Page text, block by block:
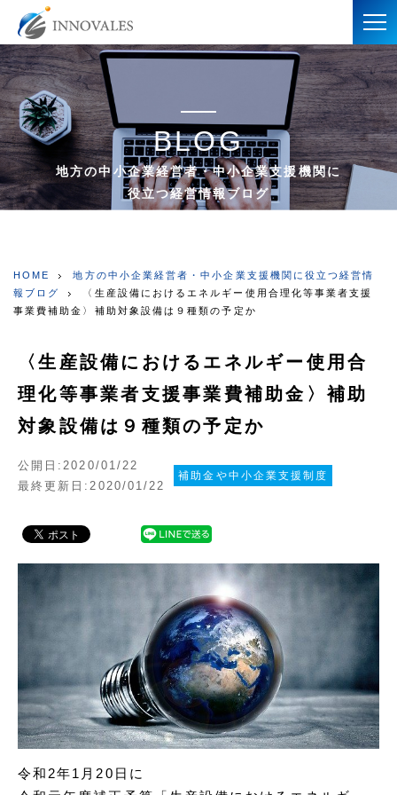
BLOG
地方の中小企業経営者・中小企業支援機関に
役立つ経営情報ブログ
HOME
地方の中小企業経営者・中小企業支援機関に役立つ経営情
報ブログ
〈生産設備におけるエネルギー使用合理化等事業者支援
事業費補助金〉補助対象設備は９種類の予定か
〈生産設備におけるエネルギー使用合
理化等事業者支援事業費補助金〉補助
対象設備は９種類の予定か
公開日:2020/01/22
最終更新日:2020/01/22
補助金や中小企業支援制度
令和2年1月20日に